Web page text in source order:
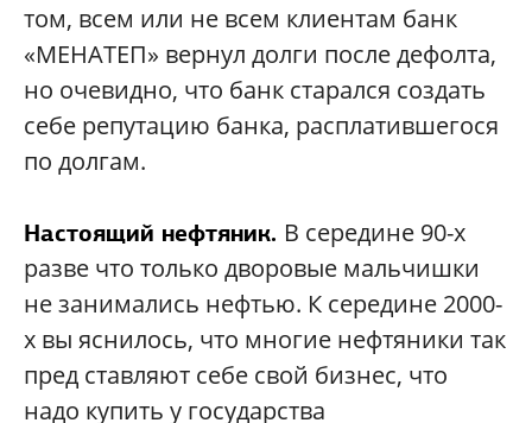
том, всем или не всем клиентам банк
«МЕНАТЕП» вернул долги после дефолта,
но очевидно, что банк старался создать
себе репутацию банка, расплатившегося
по долгам.
Настоящий нефтяник. В середине 90-х
разве что только дворовые мальчишки
не занимались нефтью. К середине 2000-
х вы яснилось, что многие нефтяники так
пред ставляют себе свой бизнес, что
надо купить у государства